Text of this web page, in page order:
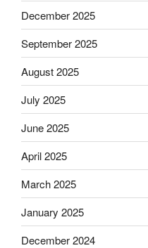
December 2025
September 2025
August 2025
July 2025
June 2025
April 2025
March 2025
January 2025
December 2024